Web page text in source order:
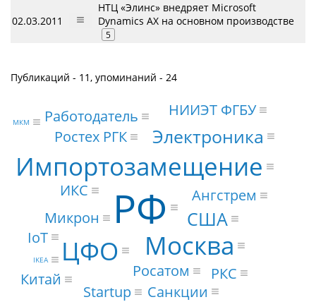
02.03.2011
НТЦ «Элинс» внедряет Microsoft
Dynamics AX на основном производстве
5
Публикаций - 11, упоминаний - 24
РФ
Импортозамещение
ЦФО Москва
Электроника
США
Ангстрем
Ростех РГК
ИКС
Микрон
Росатом РКС
IoT
Китай
Startup
Работодатель
Санкции
НИИЭТ ФГБУ
IKEA
МКМ